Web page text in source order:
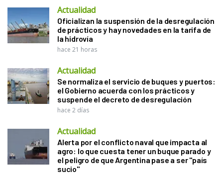
Actualidad
Oficializan la suspensión de la desregulación
de prácticos y hay novedades en la tarifa de
la hidrovía
hace 21 horas
Actualidad
Se normaliza el servicio de buques y puertos:
el Gobierno acuerda con los prácticos y
suspende el decreto de desregulación
hace 2 días
Actualidad
Alerta por el conflicto naval que impacta al
agro: lo que cuesta tener un buque parado y
el peligro de que Argentina pase a ser "país
sucio"